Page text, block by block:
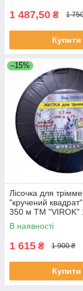
1 487,50 ₴ 1
Купити
–15%
Лісочка для
"кручений
350 м ТМ "VIROK"
(Китай)
В наявності
1 615 ₴ 1 900 ₴
Купити